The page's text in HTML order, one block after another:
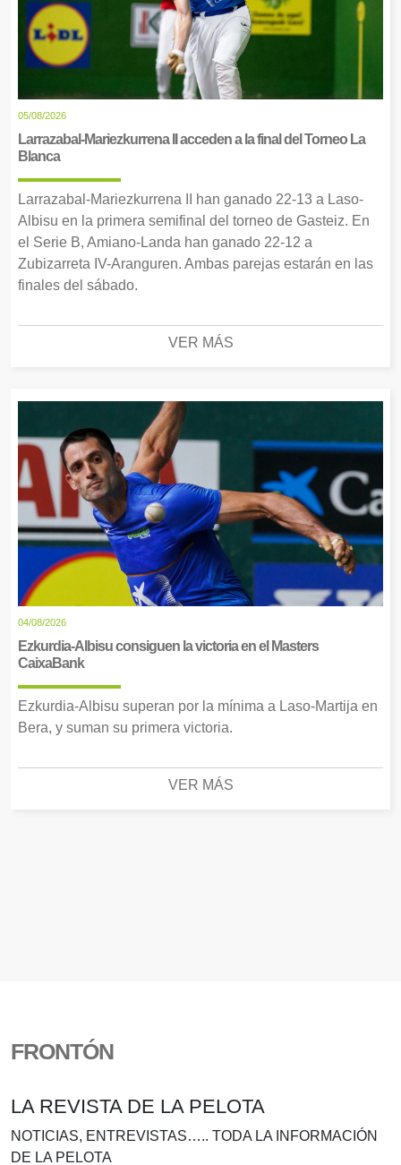
05/08/2026
Larrazabal-Mariezkurrena II acceden a la final del Torneo La
Blanca
Larrazabal-Mariezkurrena II han ganado 22-13 a Laso-
Albisu en la primera semifinal del torneo de Gasteiz. En
el Serie B, Amiano-Landa han ganado 22-12 a
Zubizarreta IV-Aranguren. Ambas parejas estarán en las
finales del sábado.
VER MÁS
04/08/2026
Ezkurdia-Albisu consiguen la victoria en el Masters
CaixaBank
Ezkurdia-Albisu superan por la mínima a Laso-Martija en
Bera, y suman su primera victoria.
VER MÁS
FRONTÓN
LA REVISTA DE LA PELOTA
NOTICIAS, ENTREVISTAS….. TODA LA INFORMACIÓN
DE LA PELOTA